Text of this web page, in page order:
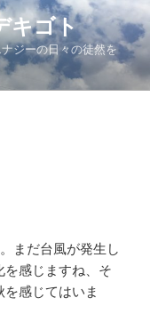
キゴト
ジーの日々の徒然を
まだ台風が発生し
を感じますね、そ
感じてはいま